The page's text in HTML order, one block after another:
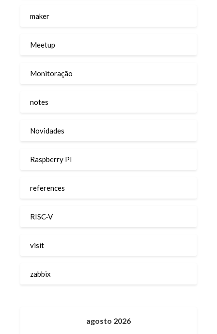
maker
Meetup
Monitoração
notes
Novidades
Raspberry PI
references
RISC-V
visit
zabbix
agosto 2026